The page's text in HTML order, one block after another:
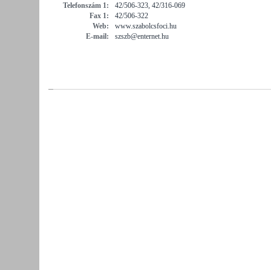
Telefonszám 1:
42/506-323, 42/316-069
Fax 1:
42/506-322
Web:
www.szabolcsfoci.hu
E-mail:
szszb@enternet.hu